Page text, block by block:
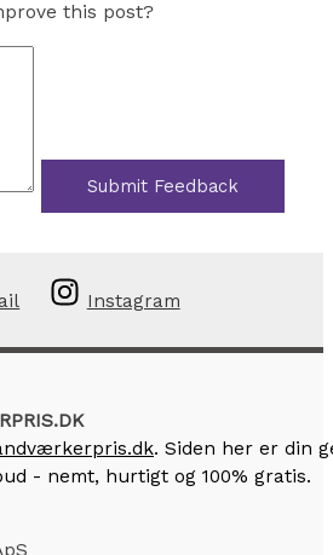
this post?
Submit Feedback
Instagram
. Siden her er din
- nemt, hurtigt og 100% gratis.